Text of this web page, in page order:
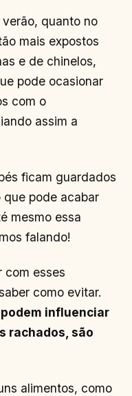
quanto no
mais expostos
e de chinelos,
pode ocasionar
com o
assim a
ficam guardados
que pode acabar
mesmo essa
falando!
com esses
como evitar.
influenciar
rachados, são
alimentos, como